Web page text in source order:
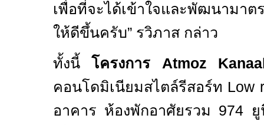
เพื่อที่จะได้เข้าใจและพัฒนามาต
ให้ดีขึ้นครับ” รวิภาส กล่าว
ทั้งนี้โครงการ Atmoz
คอนโดมิเนียมสไตล์รีสอร์ท Low
อาคาร ห้องพักอาศัยรวม 974